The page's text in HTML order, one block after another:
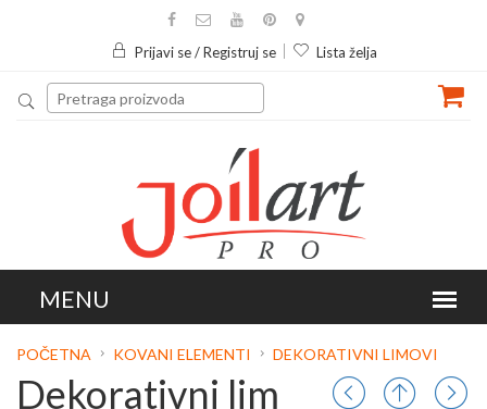
Prijavi se / Registruj se Lista želja
POČETNA KOVANI ELEMENTI DEKORATIVNI LIMOVI
Dekorativni lim